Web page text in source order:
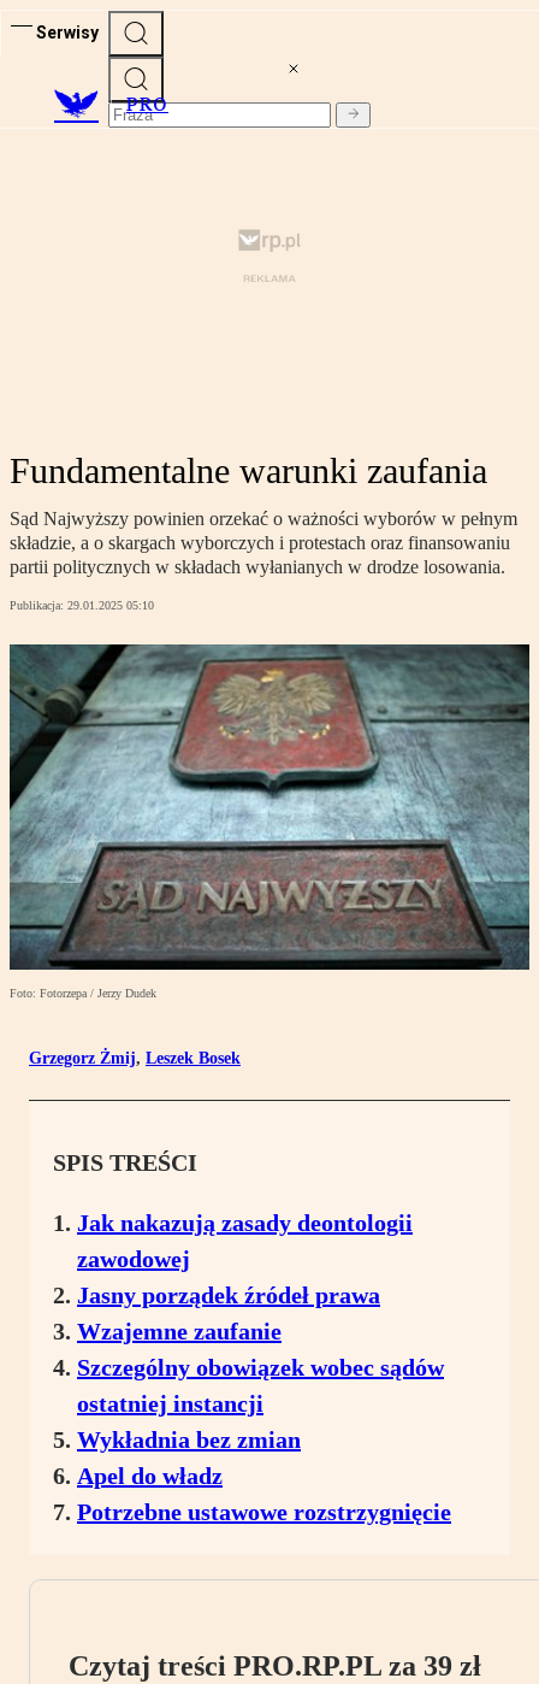
Serwisy
PRO
Fundamentalne warunki zaufania
Sąd Najwyższy powinien orzekać o ważności wyborów w pełnym
składzie, a o skargach wyborczych i protestach oraz finansowaniu
partii politycznych w składach wyłanianych w drodze losowania.
Publikacja: 29.01.2025 05:10
Foto: Fotorzepa / Jerzy Dudek
Grzegorz Żmij, Leszek Bosek
SPIS TREŚCI
Jak nakazują zasady deontologii
zawodowej
Jasny porządek źródeł prawa
Wzajemne zaufanie
Szczególny obowiązek wobec sądów
ostatniej instancji
Wykładnia bez zmian
Apel do władz
Potrzebne ustawowe rozstrzygnięcie
Czytaj treści PRO.RP.PL za 39 zł